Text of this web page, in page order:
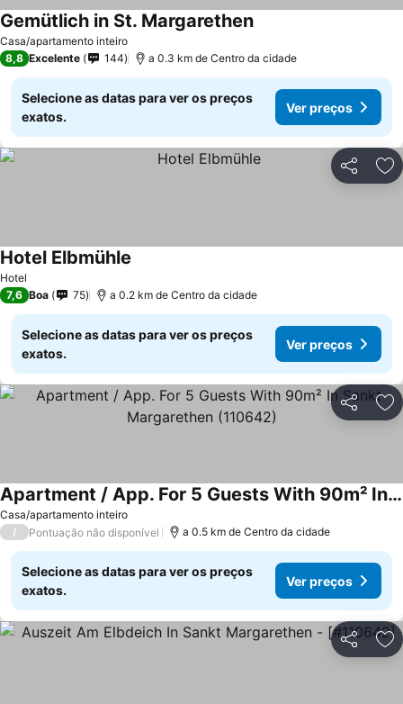
Casa/apartamento inteiro
Gemütlich in St. Margarethen
8,8 Excelente 144 a 0.3 km de Centro da cidade
Selecione as datas para ver os preços
exatos.
Ver preços
Partilhar
Hotel
Hotel Elbmühle
7,6 Boa 75 a 0.2 km de Centro da cidade
Selecione as datas para ver os preços
exatos.
Ver preços
Partilhar
Casa/apartamento inteiro
Apartment / App. For 5 Guests With 90m² In Sankt Margarethen (110642)
/ Pontuação não disponível a 0.5 km de Centro da cidade
Selecione as datas para ver os preços
exatos.
Ver preços
Partilhar